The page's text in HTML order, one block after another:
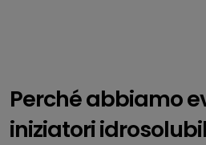
Perché abbiamo
iniziatori